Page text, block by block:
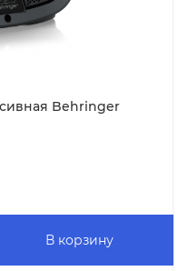
Behringer
В корзину